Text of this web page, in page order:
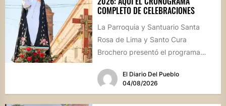
COMPLETO DE CELEBRACIONES
La Parroquia y Santuario Santa
Rosa de Lima y Santo Cura
Brochero presentó el programa
El Diario Del Pueblo
04/08/2026